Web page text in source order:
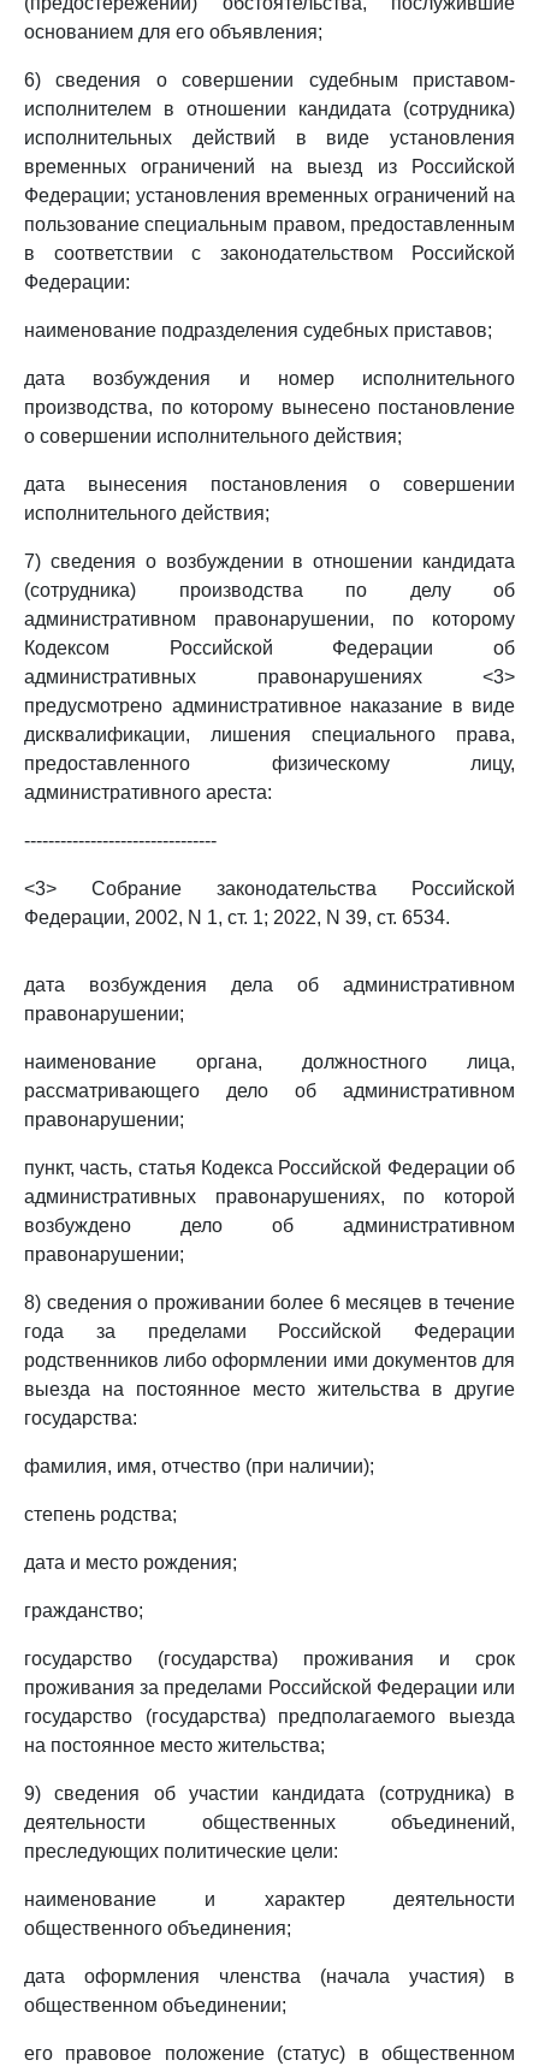
основанием для его объявления;
6) сведения о совершении судебным приставом-
исполнителем в отношении кандидата (сотрудника)
исполнительных действий в виде установления
временных ограничений на выезд из Российской
Федерации; установления временных ограничений на
пользование специальным правом, предоставленным
в соответствии с законодательством Российской
Федерации:
наименование подразделения судебных приставов;
дата возбуждения и номер исполнительного
производства, по которому вынесено постановление
о совершении исполнительного действия;
дата вынесения постановления о совершении
исполнительного действия;
7) сведения о возбуждении в отношении кандидата
(сотрудника) производства по делу об
административном правонарушении, по которому
Кодексом Российской Федерации об
административных правонарушениях <3>
предусмотрено административное наказание в виде
дисквалификации, лишения специального права,
предоставленного физическому лицу,
административного ареста:
--------------------------------
<3> Собрание законодательства Российской
Федерации, 2002, N 1, ст. 1; 2022, N 39, ст. 6534.
дата возбуждения дела об административном
правонарушении;
наименование органа, должностного лица,
рассматривающего дело об административном
правонарушении;
пункт, часть, статья Кодекса Российской Федерации об
административных правонарушениях, по которой
возбуждено дело об административном
правонарушении;
8) сведения о проживании более 6 месяцев в течение
года за пределами Российской Федерации
родственников либо оформлении ими документов для
выезда на постоянное место жительства в другие
государства:
фамилия, имя, отчество (при наличии);
степень родства;
дата и место рождения;
гражданство;
государство (государства) проживания и срок
проживания за пределами Российской Федерации или
государство (государства) предполагаемого выезда
на постоянное место жительства;
9) сведения об участии кандидата (сотрудника) в
деятельности общественных объединений,
преследующих политические цели:
наименование и характер деятельности
общественного объединения;
дата оформления членства (начала участия) в
общественном объединении;
его правовое положение (статус) в общественном